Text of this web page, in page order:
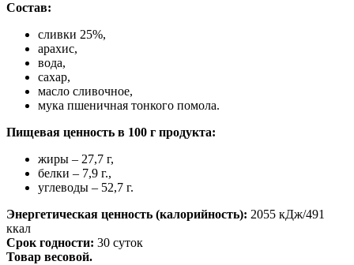
Состав:
сливки 25%,
арахис,
вода,
сахар,
масло сливочное,
мука пшеничная тонкого помола.
Пищевая ценность в 100 г продукта:
жиры – 27,7 г,
белки – 7,9 г.,
углеводы – 52,7 г.
Энергетическая ценность (калорийность): 2055 кДж/491
ккал
Срок годности: 30 суток
Товар весовой.